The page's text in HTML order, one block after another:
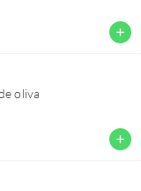
add
oliva
add